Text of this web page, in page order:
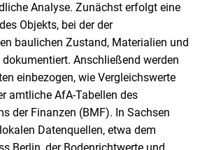
Analyse. Zunächst erfolgt eine
Objekts, bei der der
baulichen Zustand, Materialien und
Anschließend werden
einbezogen, wie Vergleichswerte
amtliche AfA-Tabellen des
der Finanzen (BMF). In Sachsen
Datenquellen, etwa dem